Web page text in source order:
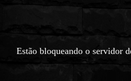
Estão bloqueando o servidor